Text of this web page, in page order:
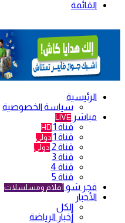
القائمة
الرئيسية
سياسة الخصوصية
مباشر LIVE
قناة 1 HD
قناة 1 دولي
قناة 2 دولي
قناة 3
قناة 4
قناة 5
فجر شو أفلام ومسلسلات
الأخبار
الكل
أخبار الرياضة